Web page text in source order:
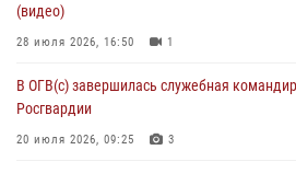
(видео)
28 июля 2026, 16:50 1
В ОГВ(с) завершилась служебная
Росгвардии
20 июля 2026, 09:25 3